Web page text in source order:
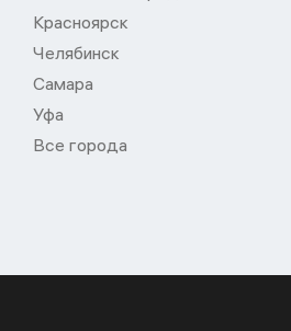
Красноярск
Челябинск
Самара
Уфа
Все города